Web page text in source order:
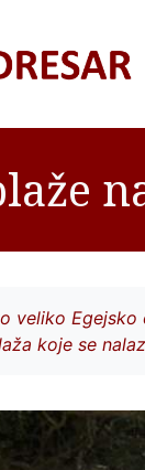
veliko
koje se